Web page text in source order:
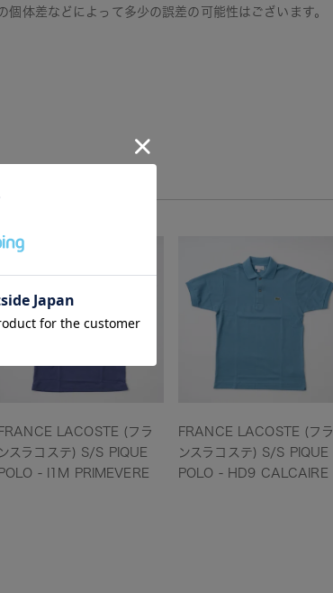
個体差などによって多少の誤差の可能性はございます。
LACOSTE (フラ
ンスラコステ) S/S PIQUE
- I1M PRIMEVERE
FRANCE LACOSTE (フラ
ンスラコステ) S/S PIQUE
POLO - HD9 CALCAIRE